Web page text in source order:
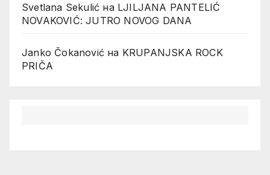
Svetlana Sekulić на LJILJANA PANTELIĆ
NOVAKOVIĆ: JUTRO NOVOG DANA
Janko Čokanović на KRUPANJSKA ROCK
PRIČA